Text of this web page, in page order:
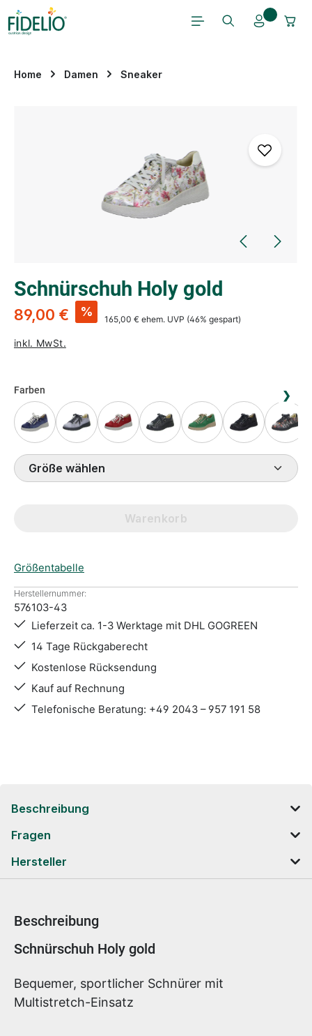
Zum Hauptinhalt springen
Home Damen Sneaker
Schnürschuh Holy gold
89,00 € %
165,00 € ehem. UVP (46% gespart)
inkl. MwSt.
Farben ❯
Größe wählen
Warenkorb
Größentabelle
Herstellernummer:
576103-43
Lieferzeit ca. 1-3 Werktage mit DHL GOGREEN
14 Tage Rückgaberecht
Kostenlose Rücksendung
Kauf auf Rechnung
Telefonische Beratung: +49 2043 – 957 191 58
Beschreibung
Fragen
Hersteller
Beschreibung
Produktinformationen
Schnürschuh Holy gold
Bequemer, sportlicher Schnürer mit
Multistretch-Einsatz